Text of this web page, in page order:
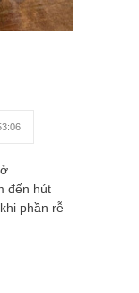
đến hút
phần rễ